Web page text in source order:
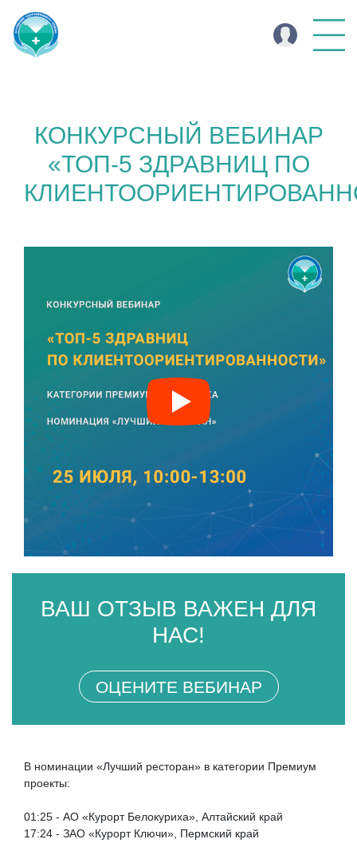
КОНКУРСНЫЙ ВЕБИНАР
«ТОП-5 ЗДРАВНИЦ ПО
ВАШ ОТЗЫВ ВАЖЕН ДЛЯ
НАС!
ОЦЕНИТЕ ВЕБИНАР
В номинации «Лучший ресторан» в категории Премиум
проекты:
01:25 - АО «Курорт Белокуриха», Алтайский край
17:24 - ЗАО «Курорт Ключи», Пермский край